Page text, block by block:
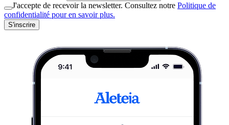
J'accepte de recevoir la newsletter. Consultez notre Politique de
confidentialité pour en savoir plus.
S'inscrire